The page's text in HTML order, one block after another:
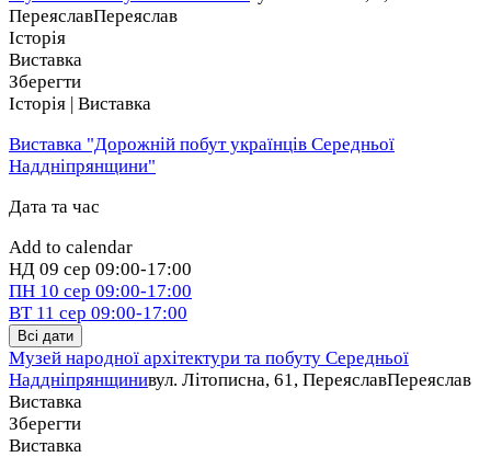
ПереяславПереяслав
Історія
Виставка
Зберегти
Історія | Виставка
Виставка "Дорожній побут українців Середньої
Наддніпрянщини"
Дата та час
Add to calendar
НД 09 сер 09:00-17:00
ПН 10 сер 09:00-17:00
ВТ 11 сер 09:00-17:00
Всі дати
Музей народної архітектури та побуту Середньої
Наддніпрянщинивул. Літописна, 61, ПереяславПереяслав
Виставка
Зберегти
Виставка